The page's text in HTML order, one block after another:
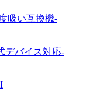
吸い互換機-
デバイス対応-